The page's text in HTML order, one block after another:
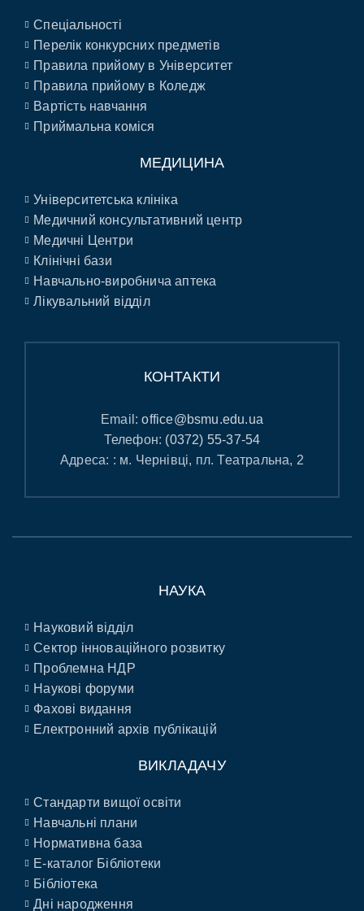
Спеціальності
Перелік конкурсних предметів
Правила прийому в Університет
Правила прийому в Коледж
Вартість навчання
Приймальна коміся
МЕДИЦИНА
Університетська клініка
Медичний консультативний центр
Медичні Центри
Клінічні бази
Навчально-виробнича аптека
Лікувальний відділ
КОНТАКТИ
Email:office@bsmu.edu.ua
Телефон: (0372) 55-37-54
Адреса: : м. Чернівці, пл. Театральна, 2
НАУКА
Науковий відділ
Сектор інноваційного розвитку
Проблемна НДР
Наукові форуми
Фахові видання
Електронний архів публікацій
ВИКЛАДАЧУ
Стандарти вищої освіти
Навчальні плани
Нормативна база
E-каталог Бібліотеки
Бібліотека
Дні народження